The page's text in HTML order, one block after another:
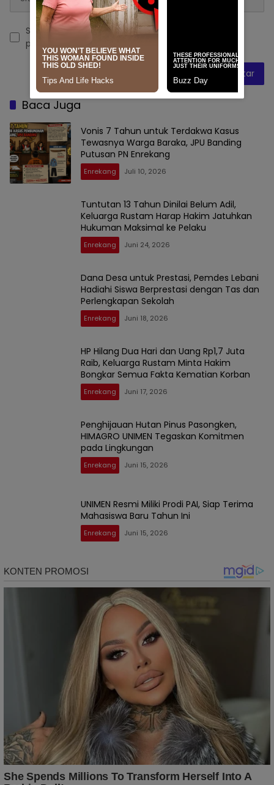
Simpan nama, email, dan situs web saya pada
peramban ini untuk komentar saya berikutnya.
Baca Juga
Vonis 7 Tahun untuk Terdakwa Kasus
Tewasnya Warga Baraka, JPU Banding
Putusan PN Enrekang
Enrekang Juli 10, 2026
Tuntutan 13 Tahun Dinilai Belum Adil,
Keluarga Rustam Harap Hakim Jatuhkan
Hukuman Maksimal ke Pelaku
Enrekang Juni 24, 2026
Dana Desa untuk Prestasi, Pemdes Lebani
Hadiahi Siswa Berprestasi dengan Tas dan
Perlengkapan Sekolah
Enrekang Juni 18, 2026
HP Hilang Dua Hari dan Uang Rp1,7 Juta
Raib, Keluarga Rustam Minta Hakim
Bongkar Semua Fakta Kematian Korban
Enrekang Juni 17, 2026
Penghijauan Hutan Pinus Pasongken,
HIMAGRO UNIMEN Tegaskan Komitmen
pada Lingkungan
Enrekang Juni 15, 2026
UNIMEN Resmi Miliki Prodi PAI, Siap Terima
Mahasiswa Baru Tahun Ini
Enrekang Juni 15, 2026